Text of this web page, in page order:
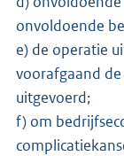
onvoldoende
e) de operatie
voorafgaand
uitgevoerd;
f) om